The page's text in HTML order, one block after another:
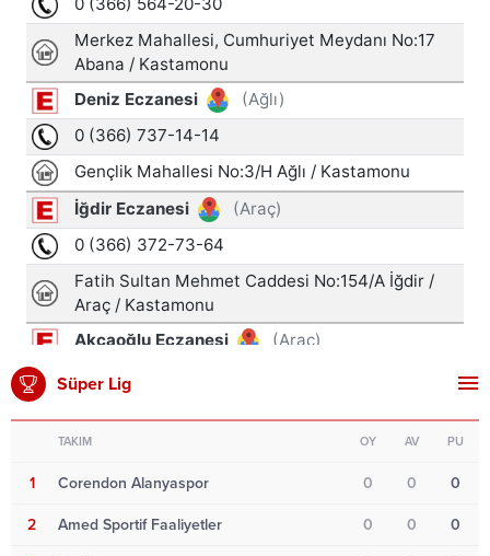
Süper Lig
TAKIM OY AV PU
1 Corendon Alanyaspor 0 0 0
2 Amed Sportif Faaliyetler 0 0 0